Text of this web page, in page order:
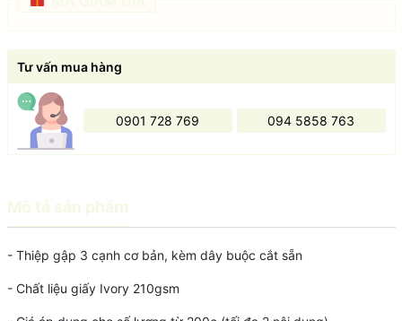
Tư vấn mua hàng
0901 728 769 094 5858 763
Mô tả sản phẩm
- Thiệp gập 3 cạnh cơ bản, kèm dây buộc cắt sẵn
- Chất liệu giấy Ivory 210gsm